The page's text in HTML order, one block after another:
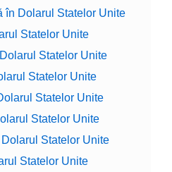
în Dolarul Statelor Unite
Statelor Unite
Statelor Unite
Statelor Unite
Statelor Unite
Statelor Unite
Statelor Unite
Statelor Unite